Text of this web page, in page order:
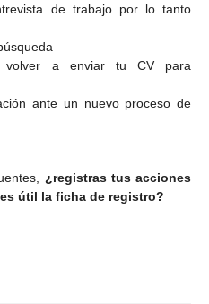
de trabajo por lo tanto
volver a enviar tu CV para
ante un nuevo proceso de
¿registras tus acciones
útil la ficha de registro?